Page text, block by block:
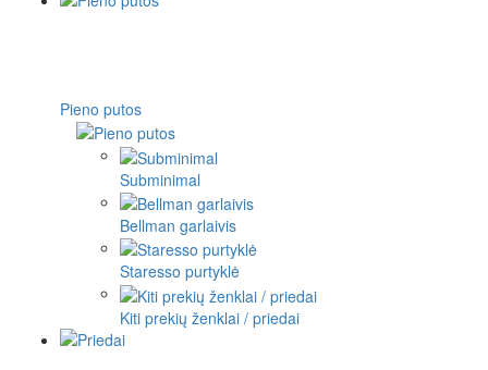
Pieno putos
Subminimal
Bellman garlaivis
Staresso purtyklė
Kiti prekių ženklai / priedai